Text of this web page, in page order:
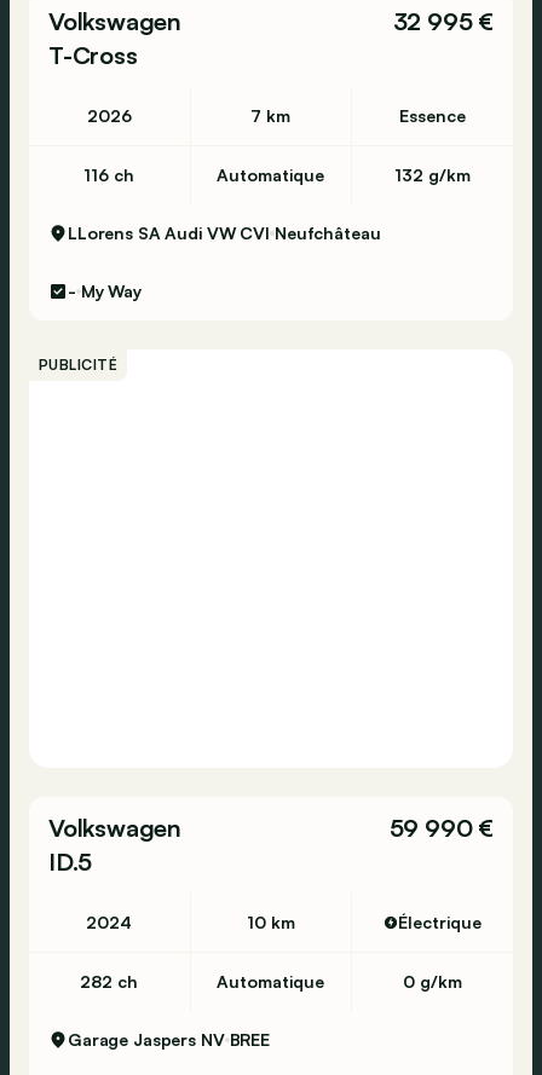
Volkswagen
T-Cross
32 995 €
2026 7 km Essence
116 ch Automatique 132 g/km
LLorens SA Audi VW CVI Neufchâteau
- My Way
PUBLICITÉ
Volkswagen
ID.5
59 990 €
2024 10 km Électrique
282 ch Automatique 0 g/km
Garage Jaspers NV BREE